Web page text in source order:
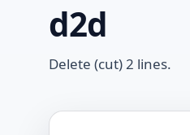
d2d
Delete (cut) 2 lines.